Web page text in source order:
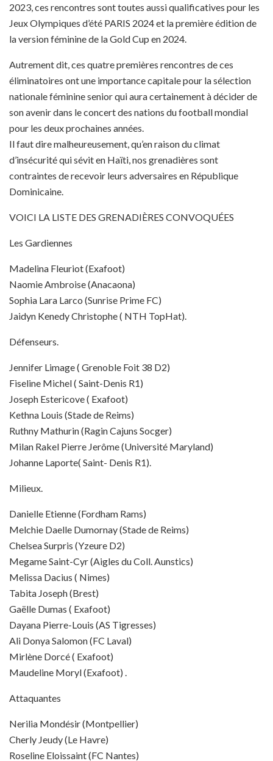
2023, ces rencontres sont toutes aussi qualificatives pour les
Jeux Olympiques d’été PARIS 2024 et la première édition de
la version féminine de la Gold Cup en 2024.
Autrement dit, ces quatre premières rencontres de ces
éliminatoires ont une importance capitale pour la sélection
nationale féminine senior qui aura certainement à décider de
son avenir dans le concert des nations du football mondial
pour les deux prochaines années.
Il faut dire malheureusement, qu’en raison du climat
d’insécurité qui sévit en Haïti, nos grenadières sont
contraintes de recevoir leurs adversaires en République
Dominicaine.
VOICI LA LISTE DES GRENADIÈRES CONVOQUÉES
Les Gardiennes
Madelina Fleuriot (Exafoot)
Naomie Ambroise (Anacaona)
Sophia Lara Larco (Sunrise Prime FC)
Jaidyn Kenedy Christophe ( NTH TopHat).
Défenseurs.
Jennifer Limage ( Grenoble Foit 38 D2)
Fiseline Michel ( Saint-Denis R1)
Joseph Estericove ( Exafoot)
Kethna Louis (Stade de Reims)
Ruthny Mathurin (Ragin Cajuns Socger)
Milan Rakel Pierre Jerôme (Université Maryland)
Johanne Laporte( Saint- Denis R1).
Milieux.
Danielle Etienne (Fordham Rams)
Melchie Daelle Dumornay (Stade de Reims)
Chelsea Surpris (Yzeure D2)
Megame Saint-Cyr (Aigles du Coll. Aunstics)
Melissa Dacius ( Nimes)
Tabita Joseph (Brest)
Gaëlle Dumas ( Exafoot)
Dayana Pierre-Louis (AS Tigresses)
Ali Donya Salomon (FC Laval)
Mirlène Dorcé ( Exafoot)
Maudeline Moryl (Exafoot) .
Attaquantes
Nerilia Mondésir (Montpellier)
Cherly Jeudy (Le Havre)
Roseline Eloissaint (FC Nantes)